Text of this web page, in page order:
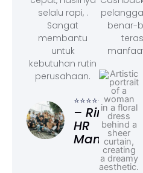
selalu rapi, .
Sangat
membantu
untuk
kebutuhan rutin
perusahaan.
⭐⭐⭐⭐⭐
– Rina,
HR
Manager
benar-